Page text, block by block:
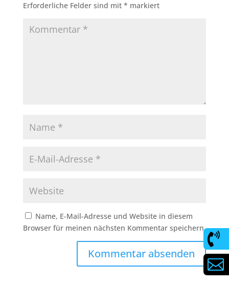
Erforderliche Felder sind mit * markiert
Name, E-Mail-Adresse und Website in diesem
Browser für meinen nächsten Kommentar speichern.

